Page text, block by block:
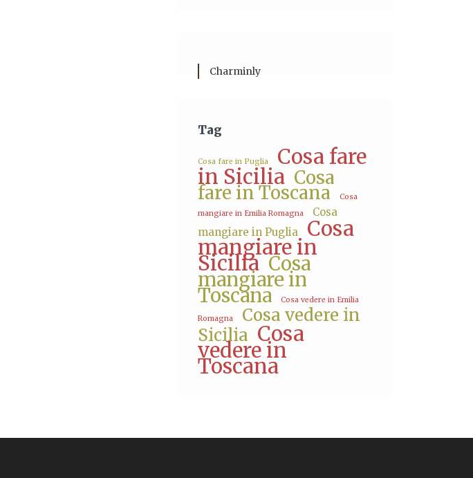
Charminly
Tag
Cosa fare in Puglia Cosa fare
in Sicilia Cosa
fare in Toscana
Cosa
mangiare in Emilia Romagna
Cosa
mangiare in Puglia
Cosa
mangiare in
Sicilia Cosa
mangiare in
Toscana Cosa vedere in Emilia
Romagna
Cosa vedere in
Sicilia Cosa
vedere in
Toscana